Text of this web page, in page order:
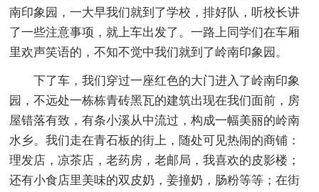
南印象园，一大早我们就到了学校，排好队，听校长讲
了一些注意事项，就上车出发了。一路上同学们在车厢
里欢声笑语的，不知不觉中我们就到了岭南印象园。
下了车，我们穿过一座红色的大门进入了岭南印象
园，不远处一栋栋青砖黑瓦的建筑出现在我们面前，房
屋错落有致，有条小溪从中流过，构成一幅美丽的岭南
水乡。我们走在青石板的街上，随处可见热闹的商铺：
理发店，凉茶店，老药房，老邮局，我喜欢的皮影楼；
还有小食店里美味的双皮奶，姜撞奶，肠粉等等；在街